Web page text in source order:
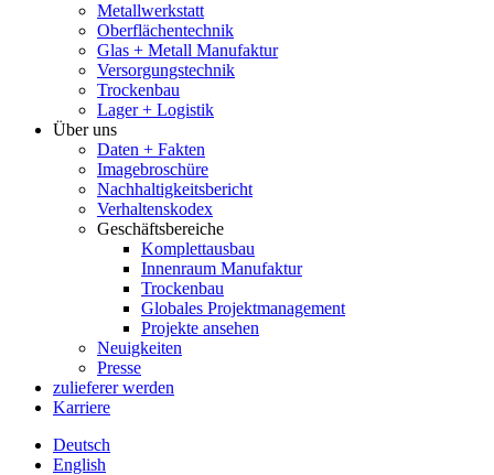
Metallwerkstatt
Oberflächentechnik
Glas + Metall Manufaktur
Versorgungstechnik
Trockenbau
Lager + Logistik
Über uns
Daten + Fakten
Imagebroschüre
Nachhaltigkeitsbericht
Verhaltenskodex
Geschäftsbereiche
Komplettausbau
Innenraum Manufaktur
Trockenbau
Globales Projektmanagement
Projekte ansehen
Neuigkeiten
Presse
zulieferer werden
Karriere
Deutsch
English